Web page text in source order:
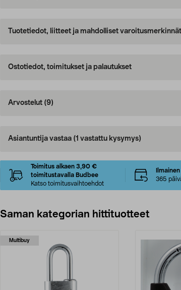
Tuotetiedot, liitteet ja mahdolliset varoitusmerkinnät
Ostotiedot, toimitukset ja palautukset
Arvostelut (9)
Asiantuntija vastaa (1 vastattu kysymys)
Toimitus alkaen 3,90 €
toimitustavalla Budbee
Katso toimitusvaihtoehdot
365
Saman kategorian hittituotteet
Multibuy